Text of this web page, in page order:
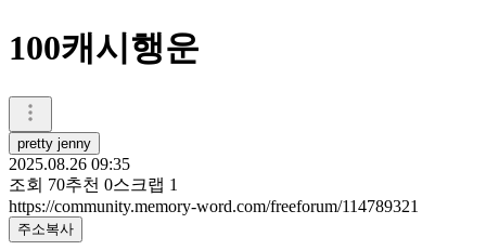
100캐시행운
pretty jenny
2025.08.26 09:35
조회 70추천 0스크랩 1
https://community.memory-word.com/freeforum/114789321
주소복사